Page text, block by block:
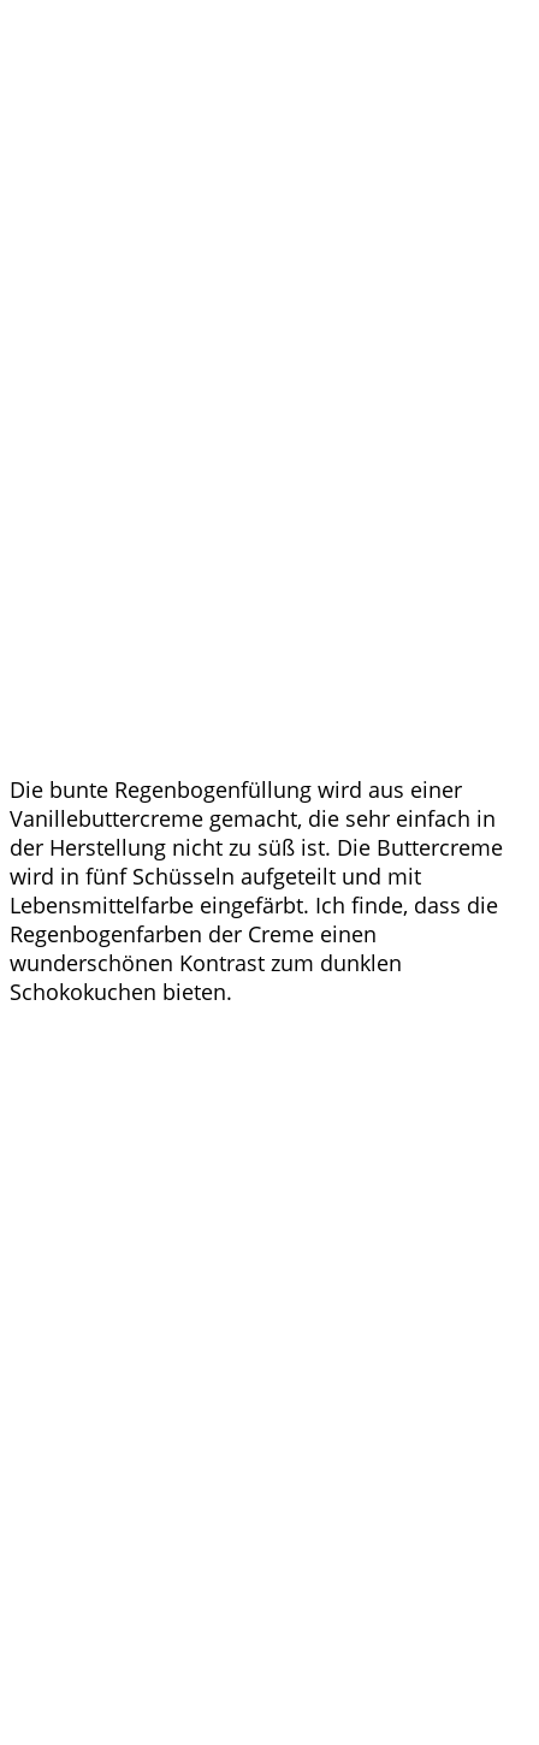
Die bunte Regenbogenfüllung wird aus einer
Vanillebuttercreme gemacht, die sehr einfach in
der Herstellung nicht zu süß ist. Die Buttercreme
wird in fünf Schüsseln aufgeteilt und mit
Lebensmittelfarbe eingefärbt. Ich finde, dass die
Regenbogenfarben der Creme einen
wunderschönen Kontrast zum dunklen
Schokokuchen bieten.